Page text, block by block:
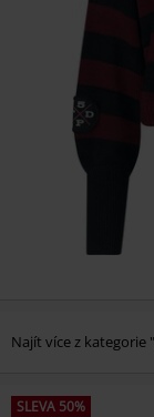
Najít více z kategorie
SLEVA 50%